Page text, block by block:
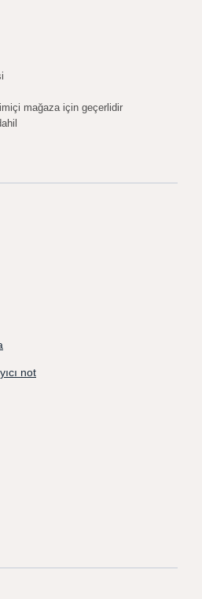
mağaza için geçerlidir
not